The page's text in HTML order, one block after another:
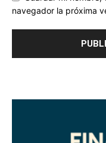
navegador la próxima